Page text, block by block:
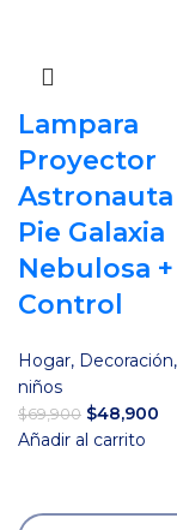
Lampara
Proyector
Astronauta
Pie Galaxia
Nebulosa +
Control
Hogar, Decoración,
niños
$69,900 El
precio
$69,900.
$48,900
Añadir al carrito